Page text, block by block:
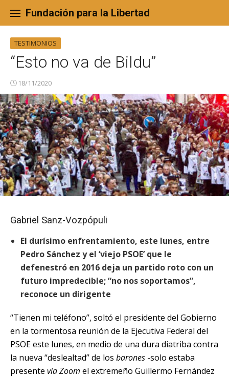
content
Fundación para la Libertad
TESTIMONIOS
“Esto no va de Bildu”
18/11/2020
Gabriel Sanz-Vozpópuli
El durísimo enfrentamiento, este lunes, entre
Pedro Sánchez y el ‘viejo PSOE’ que le
defenestró en 2016 deja un partido roto con un
futuro impredecible; “no nos soportamos”,
reconoce un dirigente
“Tienen mi teléfono”, soltó el presidente del Gobierno
en la tormentosa reunión de la Ejecutiva Federal del
PSOE este lunes, en medio de una dura diatriba contra
la nueva “deslealtad” de los barones -solo estaba
presente vía Zoom el extremeño Guillermo Fernández